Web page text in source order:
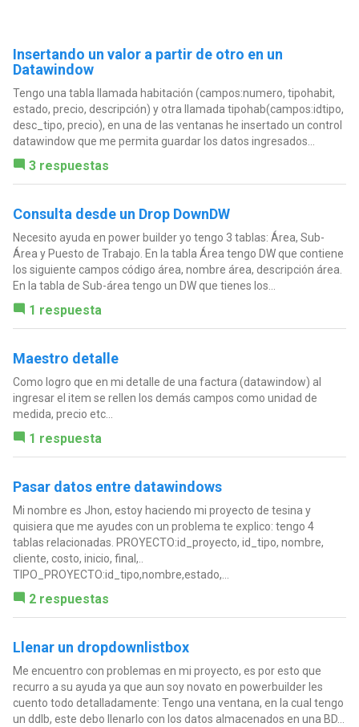
Insertando un valor a partir de otro en un
Datawindow
Tengo una tabla llamada habitación (campos:numero, tipohabit,
estado, precio, descripción) y otra llamada tipohab(campos:idtipo,
desc_tipo, precio), en una de las ventanas he insertado un control
datawindow que me permita guardar los datos ingresados...
3 respuestas
Consulta desde un Drop DownDW
Necesito ayuda en power builder yo tengo 3 tablas: Área, Sub-
Área y Puesto de Trabajo. En la tabla Área tengo DW que contiene
los siguiente campos código área, nombre área, descripción área.
En la tabla de Sub-área tengo un DW que tienes los...
1 respuesta
Maestro detalle
Como logro que en mi detalle de una factura (datawindow) al
ingresar el item se rellen los demás campos como unidad de
medida, precio etc...
1 respuesta
Pasar datos entre datawindows
Mi nombre es Jhon, estoy haciendo mi proyecto de tesina y
quisiera que me ayudes con un problema te explico: tengo 4
tablas relacionadas. PROYECTO:id_proyecto, id_tipo, nombre,
cliente, costo, inicio, final,..
TIPO_PROYECTO:id_tipo,nombre,estado,...
2 respuestas
Llenar un dropdownlistbox
Me encuentro con problemas en mi proyecto, es por esto que
recurro a su ayuda ya que aun soy novato en powerbuilder les
cuento todo detalladamente: Tengo una ventana, en la cual tengo
un ddlb, este debo llenarlo con los datos almacenados en una BD...